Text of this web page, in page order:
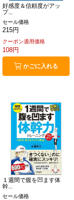
好感度＆信頼度がアッ
プ...
セール価格
215円
クーポン適用価格
108円
かごに入れる
１週間で腹を凹ます体
幹...
セール価格